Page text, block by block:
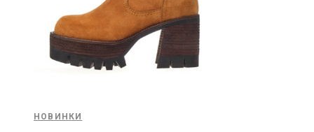
НОВИНКИ